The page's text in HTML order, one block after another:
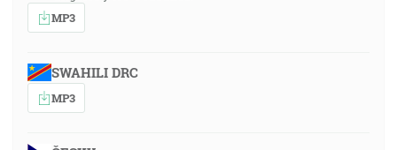
MP3
SWAHILI DRC
MP3